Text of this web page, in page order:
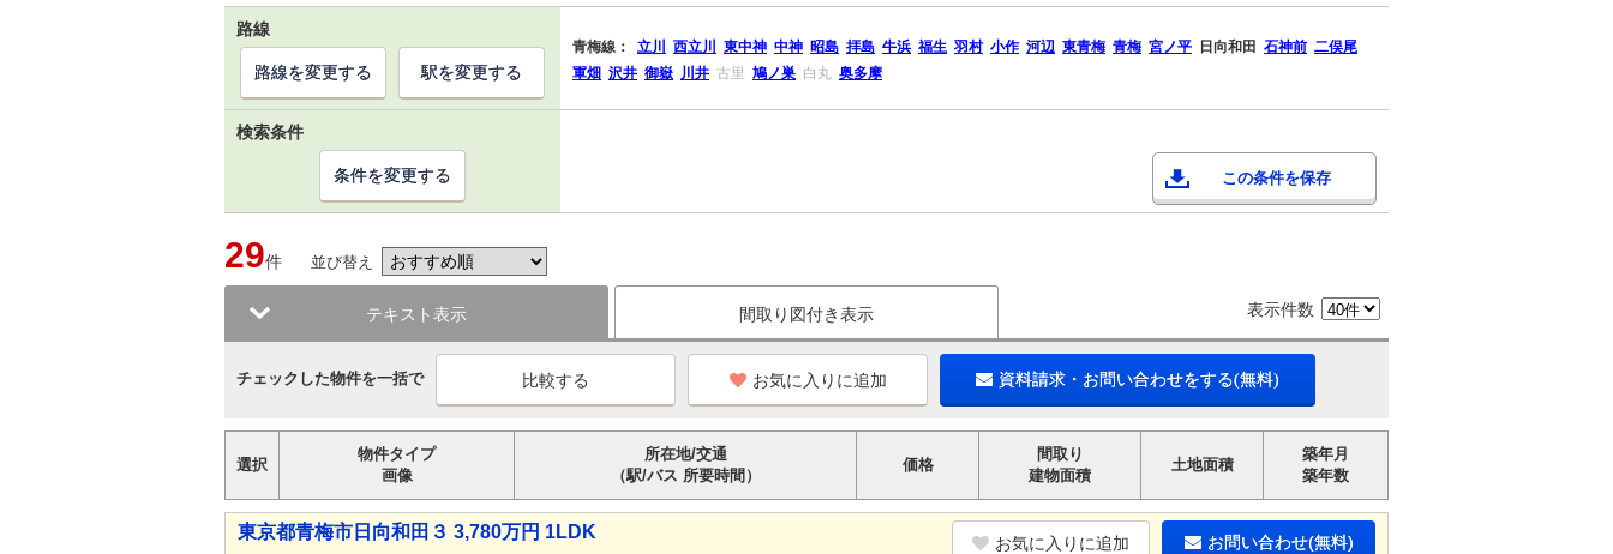
路線
青梅線： 立川 西立川 東中神 中神 昭島 拝島 牛浜 福生 羽村 小作 河辺 東青梅 青梅 宮ノ平 日向和田 石神前 二俣尾
軍畑 沢井 御嶽 川井 古里 鳩ノ巣 白丸 奥多摩
路線を変更する 駅を変更する
検索条件
この条件を保存
条件を変更する
29件 並び替え
テキスト表示 間取り図付き表示 表示件数
チェックした物件を一括で お気に入りに追加 資料請求・お問い合わせをする(無料)
選択
物件タイプ
画像
所在地/交通
（駅/バス 所要時間）
価格
間取り
建物面積
土地面積
築年月
築年数
東京都青梅市日向和田３ 3,780万円 1LDK
お気に入りに追加 お問い合わせ(無料)